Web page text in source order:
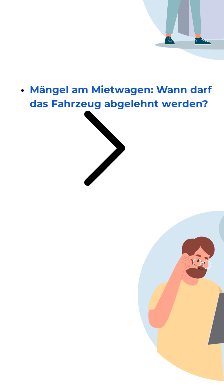
Mängel am Mietwagen: Wann darf
das Fahrzeug abgelehnt werden?